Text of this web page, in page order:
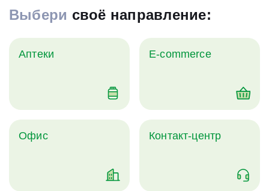
Выбери своё направление:
Аптеки E-commerce
Офис Контакт-центр